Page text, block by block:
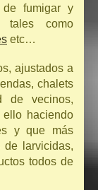
fumigar y
tales como
etc…
ajustados a
chalets
de vecinos,
haciendo
y que más
de larvicidas,
todos de